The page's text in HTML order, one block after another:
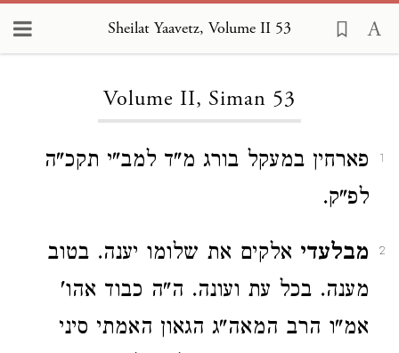
Sheilat Yaavetz, Volume II 53
Volume II, Siman 53
1
פארחין במעקל בורג מ"ד למב"י תקכ"ה
לפ"ק.
2 מבלעדי אלקים את שלומו יענה. בטוב
מענה. בכל עת ועונה. ה"ה כבוד אהו'
אמ"ו הרב המאה"ג הגאון האמתי סיני